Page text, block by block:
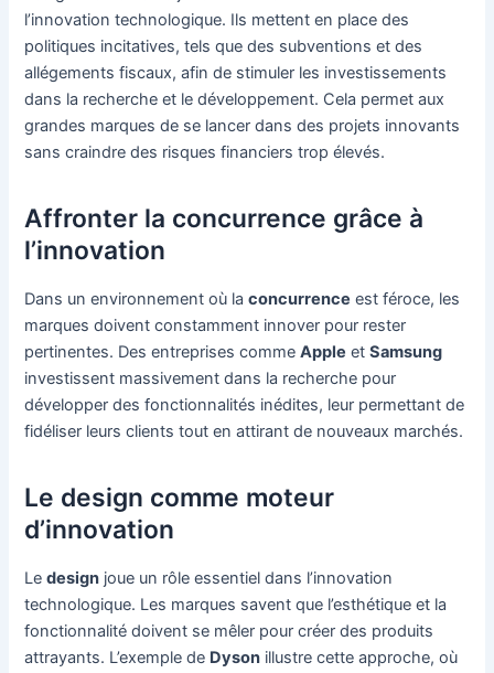
l’innovation technologique. Ils mettent en place des
politiques incitatives, tels que des subventions et des
allégements fiscaux, afin de stimuler les investissements
dans la recherche et le développement. Cela permet aux
grandes marques de se lancer dans des projets innovants
sans craindre des risques financiers trop élevés.
Affronter la concurrence grâce à
l’innovation
Dans un environnement où laconcurrence est féroce, les
marques doivent constamment innover pour rester
pertinentes. Des entreprises commeApple etSamsung
investissent massivement dans la recherche pour
développer des fonctionnalités inédites, leur permettant de
fidéliser leurs clients tout en attirant de nouveaux marchés.
Le design comme moteur
d’innovation
Ledesign joue un rôle essentiel dans l’innovation
technologique. Les marques savent que l’esthétique et la
fonctionnalité doivent se mêler pour créer des produits
attrayants. L’exemple de Dyson illustre cette approche, où